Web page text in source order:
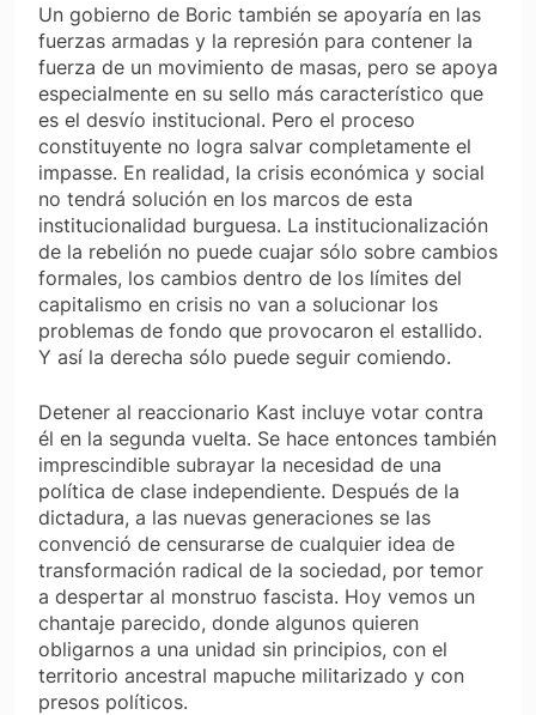
Un gobierno de Boric también se apoyaría en las
fuerzas armadas y la represión para contener la
fuerza de un movimiento de masas, pero se apoya
especialmente en su sello más característico que
es el desvío institucional. Pero el proceso
constituyente no logra salvar completamente el
impasse. En realidad, la crisis económica y social
no tendrá solución en los marcos de esta
institucionalidad burguesa. La institucionalización
de la rebelión no puede cuajar sólo sobre cambios
formales, los cambios dentro de los límites del
capitalismo en crisis no van a solucionar los
problemas de fondo que provocaron el estallido.
Y así la derecha sólo puede seguir comiendo.
Detener al reaccionario Kast incluye votar contra
él en la segunda vuelta. Se hace entonces también
imprescindible subrayar la necesidad de una
política de clase independiente. Después de la
dictadura, a las nuevas generaciones se las
convenció de censurarse de cualquier idea de
transformación radical de la sociedad, por temor
a despertar al monstruo fascista. Hoy vemos un
chantaje parecido, donde algunos quieren
obligarnos a una unidad sin principios, con el
territorio ancestral mapuche militarizado y con
presos políticos.